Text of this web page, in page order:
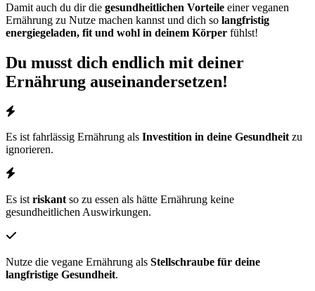
Damit auch du dir die gesundheitlichen Vorteile einer veganen
Ernährung zu Nutze machen kannst und dich so langfristig
energiegeladen, fit und wohl in deinem Körper fühlst!
Du musst dich endlich mit deiner
Ernährung auseinandersetzen!
Es ist fahrlässig Ernährung als Investition in deine Gesundheitzu
ignorieren.
Es ist riskant so zu essen als hätte Ernährung keine
gesundheitlichen Auswirkungen.
Nutze die vegane Ernährung als Stellschraube für deine
langfristige Gesundheit.